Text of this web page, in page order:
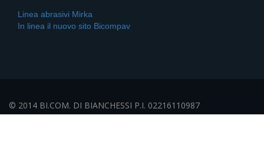
Linea abrasivi Mirka
In linea il nuovo sito Bicompav
© 2014 BI.COM. DI BIANCHESSI P.I. 02216110987